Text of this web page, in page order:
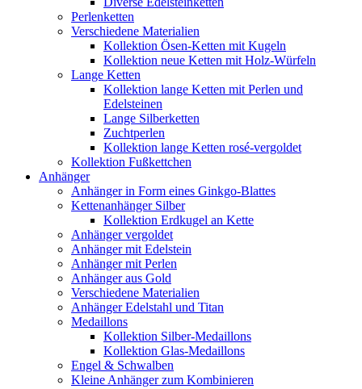
Perlenketten
Verschiedene Materialien
Kollektion Ösen-Ketten mit Kugeln
Kollektion neue Ketten mit Holz-Würfeln
Lange Ketten
Kollektion lange Ketten mit Perlen und
Edelsteinen
Lange Silberketten
Zuchtperlen
Kollektion lange Ketten rosé-vergoldet
Kollektion Fußkettchen
Anhänger
Anhänger in Form eines Ginkgo-Blattes
Kettenanhänger Silber
Kollektion Erdkugel an Kette
Anhänger vergoldet
Anhänger mit Edelstein
Anhänger mit Perlen
Anhänger aus Gold
Verschiedene Materialien
Anhänger Edelstahl und Titan
Medaillons
Kollektion Silber-Medaillons
Kollektion Glas-Medaillons
Engel & Schwalben
Kleine Anhänger zum Kombinieren